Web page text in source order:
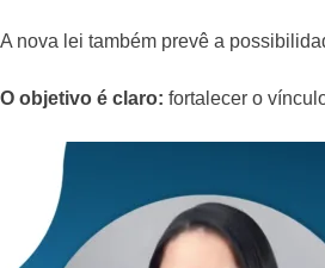
A nova lei também prevê a
O objetivo é claro: fortalecer o